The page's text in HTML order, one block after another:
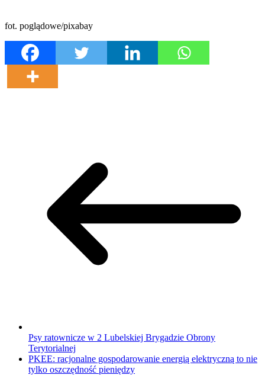
fot. poglądowe/pixabay
Psy ratownicze w 2 Lubelskiej Brygadzie Obrony
Terytorialnej
PKEE: racjonalne gospodarowanie energią elektryczną to nie
tylko oszczędność pieniędzy